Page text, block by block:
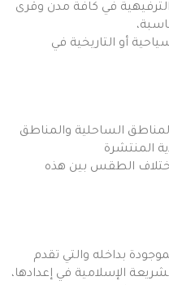
في كافة مدن وقرى
أو التاريخية في
الساحلية والمناطق
المنتشرة
الطقس بين هذه
بداخله والتي تقدم
الإسلامية في إعدادها،